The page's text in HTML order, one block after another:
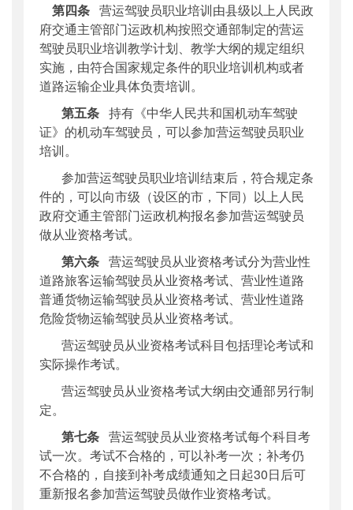
第四条 营运驾驶员职业培训由县级以上人民政
府交通主管部门运政机构按照交通部制定的营运
驾驶员职业培训教学计划、教学大纲的规定组织
实施，由符合国家规定条件的职业培训机构或者
道路运输企业具体负责培训。
第五条 持有《中华人民共和国机动车驾驶
证》的机动车驾驶员，可以参加营运驾驶员职业
培训。
参加营运驾驶员职业培训结束后，符合规定条
件的，可以向市级（设区的市，下同）以上人民
政府交通主管部门运政机构报名参加营运驾驶员
做从业资格考试。
第六条 营运驾驶员从业资格考试分为营业性
道路旅客运输驾驶员从业资格考试、营业性道路
普通货物运输驾驶员从业资格考试、营业性道路
危险货物运输驾驶员从业资格考试。
营运驾驶员从业资格考试科目包括理论考试和
实际操作考试。
营运驾驶员从业资格考试大纲由交通部另行制
定。
第七条 营运驾驶员从业资格考试每个科目考
试一次。考试不合格的，可以补考一次；补考仍
不合格的，自接到补考成绩通知之日起30日后可
重新报名参加营运驾驶员做作业资格考试。